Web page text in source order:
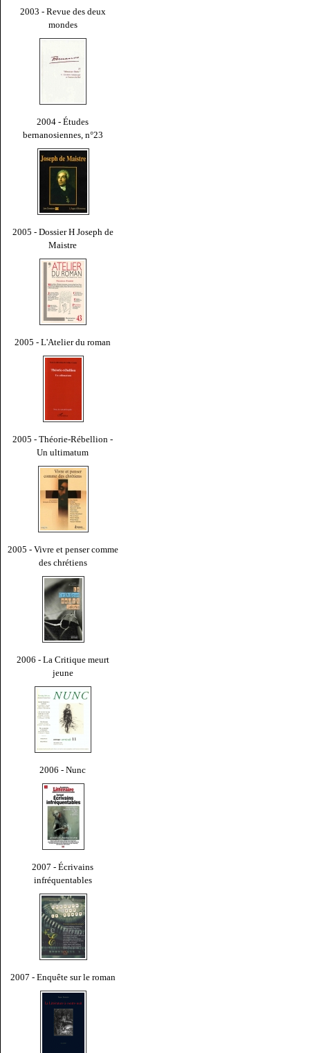
2003 - Revue des deux
mondes
2004 - Études
bernanosiennes, n°23
2005 - Dossier H Joseph de
Maistre
2005 - L'Atelier du roman
2005 - Théorie-Rébellion -
Un ultimatum
2005 - Vivre et penser comme
des chrétiens
2006 - La Critique meurt
jeune
2006 - Nunc
2007 - Écrivains
infréquentables
2007 - Enquête sur le roman